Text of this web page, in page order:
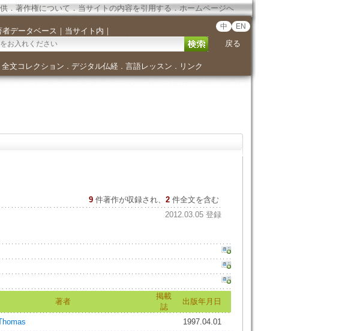
．著作権について．当サイトの内容を引用する．ホームページへ
者データベース ｜ 当サイト内 ｜ 中 EN
戻る
全文コレクション ． デジタル仏経． 言語レッスン ． リンク
9 件著作が収録され、 2件全文を含む
2012.03.05 登録
著者
掲載
誌
出版年月日
1997.04.01